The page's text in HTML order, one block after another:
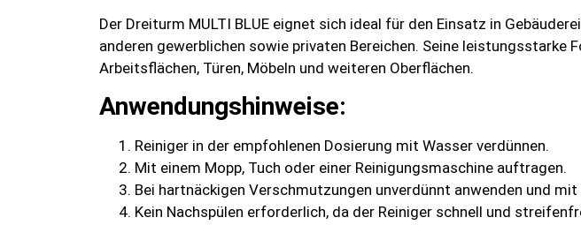
Der Dreiturm MULTI BLUE eignet sich ideal für den Einsatz in
anderen gewerblichen sowie privaten Bereichen. Seine
Arbeitsflächen, Türen, Möbeln und weiteren Oberflächen.
Anwendungshinweise:
Reiniger in der empfohlenen Dosierung mit Wasser verdünnen.
Mit einem Mopp, Tuch oder einer Reinigungsmaschine auftragen.
Bei hartnäckigen Verschmutzungen unverdünnt anwenden und
Kein Nachspülen erforderlich, da der Reiniger schnell und